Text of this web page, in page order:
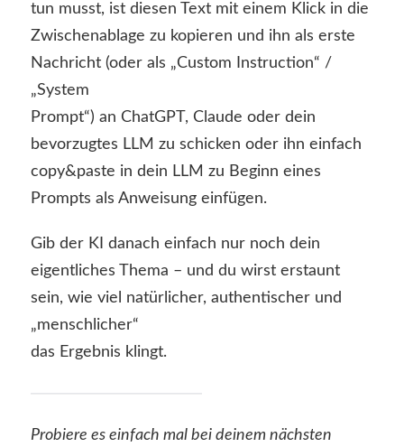
tun musst, ist diesen Text mit einem Klick in die
Zwischenablage zu kopieren und ihn als erste
Nachricht (oder als „Custom Instruction“ /
„System
Prompt“) an ChatGPT, Claude oder dein
bevorzugtes LLM zu schicken oder ihn einfach
copy&paste in dein LLM zu Beginn eines
Prompts als Anweisung einfügen.
Gib der KI danach einfach nur noch dein
eigentliches Thema – und du wirst erstaunt
sein, wie viel natürlicher, authentischer und
„menschlicher“
das Ergebnis klingt.
Probiere es einfach mal bei deinem nächsten